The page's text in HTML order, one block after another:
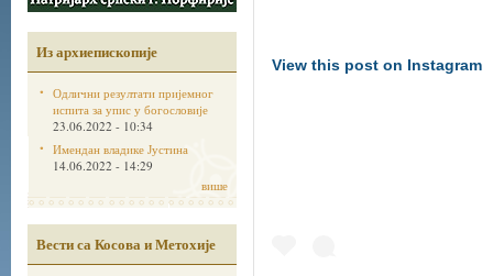
Из архиепископије
Одлични резултати пријемног
испита за упис у богословије
23.06.2022 - 10:34
Имендан владике Јустина
14.06.2022 - 14:29
више
Вести са Косова и Метохије
View this post on Instagram